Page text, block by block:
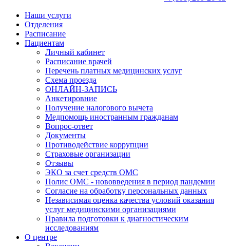
Наши услуги
Отделения
Расписание
Пациентам
Личный кабинет
Расписание врачей
Перечень платных медицинских услуг
Схема проезда
ОНЛАЙН-ЗАПИСЬ
Анкетировние
Получение налогового вычета
Медпомощь иностранным гражданам
Вопрос-ответ
Документы
Противодействие коррупции
Страховые организации
Отзывы
ЭКО за счет средств ОМС
Полис ОМС - нововведения в период пандемии
Согласие на обработку персональных данных
Независимая оценка качества условий оказания
услуг медицинскими организациями
Правила подготовки к диагностическим
исследованиям
О центре